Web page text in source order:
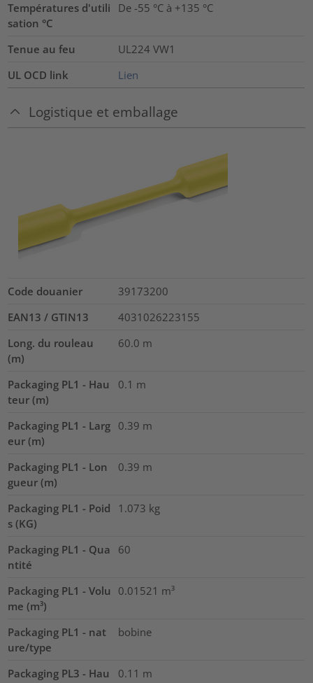
Températures d'utili
sation °C
De -55 °C à +135 °C
Tenue au feu
UL224 VW1
UL OCD link
Lien
Logistique et emballage
Code douanier
39173200
EAN13 / GTIN13
4031026223155
Long. du rouleau
(m)
60.0 m
Packaging PL1 - Hau
teur (m)
0.1 m
Packaging PL1 - Larg
eur (m)
0.39 m
Packaging PL1 - Lon
gueur (m)
0.39 m
Packaging PL1 - Poid
s (KG)
1.073 kg
Packaging PL1 - Qua
ntité
60
Packaging PL1 - Volu
me (m³)
0.01521 m³
Packaging PL1 - nat
ure/type
bobine
Packaging PL3 - Hau
0.11 m